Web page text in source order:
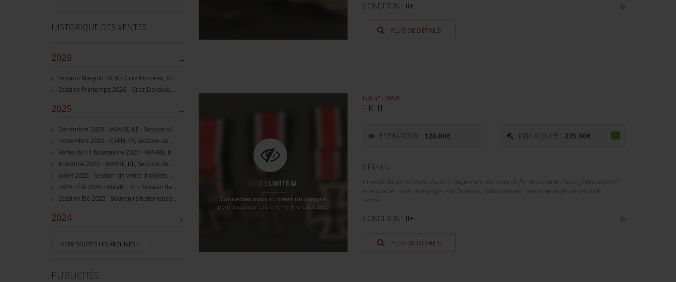
CONDITION : II+
PLUS DE DÉTAILS
ACCÈS LIMITÉ
Connectez-vous ou créez un compte
pour visualiser entièrement le catalogue
Lot n° : 3658
EK II.
ESTIMATION : 120.00€ PRIX ADJUGÉ : 275.00€
DÉTAILS :
Croix de fer de seconde classe. Comprenant une croix de fer de seconde classe, fabrication en
trois parties, sans marquages sur l'anneau, ruban présent. Une croix de fer de seconde
classe,...
CONDITION : II+
PLUS DE DÉTAILS
HISTORIQUE DES VENTES
–
2026
Session Mai-Juin 2026 - Grez-Doiceau, BE - Session de vente d'objets militaire et souvenirs historiques
Session Printemps 2026 - Grez-Doiceau, BE - Session de vente d'objets militaire et souvenirs historiques
–
2025
Décembre 2025 - WAVRE, BE - Session de vente d'objets militaire et souvenirs historiques
Novembre 2025 - CAEN, FR, Session de vente d'objets et souvenirs militaires
Vente du 11 Novembre 2025 - WAVRE, BE, avec Militaria Auction
Automne 2025 - WAVRE, BE, Session de vente d'objets militaire et souvenirs historiques
Juillet 2025 - Session de vente d'objets militaire et historiques, Wavre, BE
2025 - Été 2025 - WAVRE, BE - Session de vente d'objets militaire et souvenirs historiques
Session Été 2025 - Souvenirs historiques et militaires
+
2024
VOIR TOUTES LES ARCHIVES >
PUBLICITÉS